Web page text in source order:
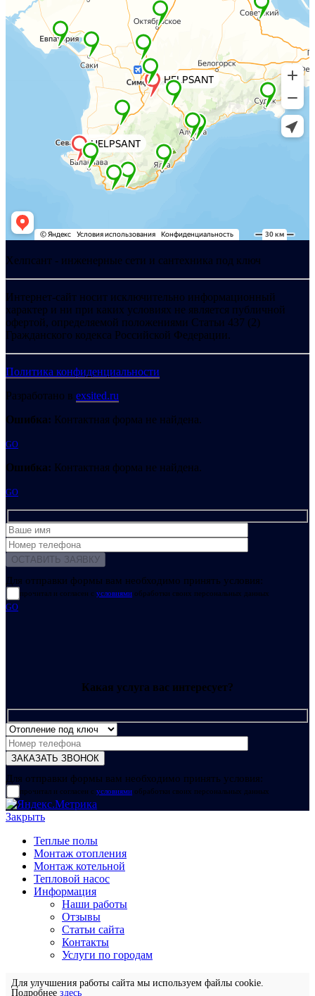
Хелпсант - инженерные сети и сантехника под ключ
Интернет-сайт носит исключительно информационный
характер и ни при каких условиях не является публичной
офертой, определяемой положениями Статьи 437 (2)
Гражданского кодекса Российской Федерации.
Политика конфиденциальности
Разработано в exsited.ru
Ошибка: Контактная форма не найдена.
GO
Ошибка: Контактная форма не найдена.
GO
Для отправки формы вам необходимо принять условия:
прочитал и согласен с условиями обработки своих персональных данных
GO
Какая услуга вас интересует?
Для отправки формы вам необходимо принять условия:
прочитал и согласен с условиями обработки своих персональных данных
Закрыть
Теплые полы
Монтаж отопления
Монтаж котельной
Тепловой насос
Информация
Наши работы
Отзывы
Статьи сайта
Контакты
Услуги по городам
Для улучшения работы сайта мы используем файлы cookie.
Подробнее здесь